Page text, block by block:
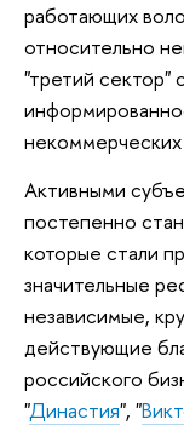
работающих
относительно
"третий сектор"
некоммерческих
Активными
постепенно
которые стали
значительные
независимые,
действующие
российского
"Династия", "